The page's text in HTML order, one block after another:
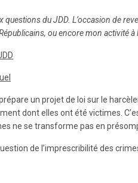
questions du JDD. L’occasion de
ou encore mon activité à
un projet de loi sur le
dont elles ont été victimes.
ne se transforme pas en
de l’imprescribilité des